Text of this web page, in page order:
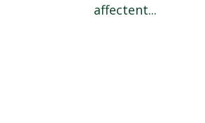
affectent...